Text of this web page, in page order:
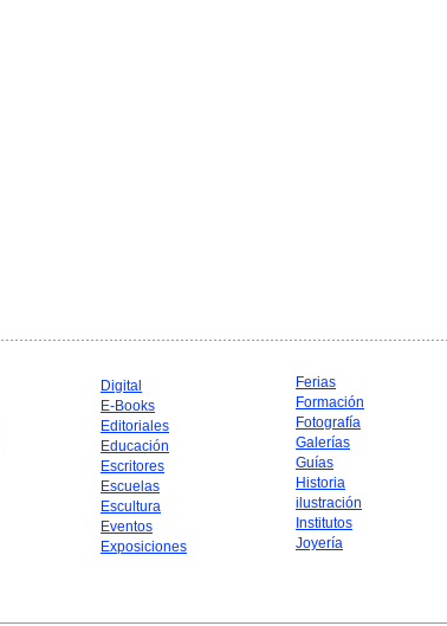
Digital
E-Books
Editoriales
Educación
Escritores
Escuelas
Escultura
Eventos
Exposiciones
Ferias
Formación
Fotografía
Galerías
Guías
Historia
ilustración
Institutos
Joyería